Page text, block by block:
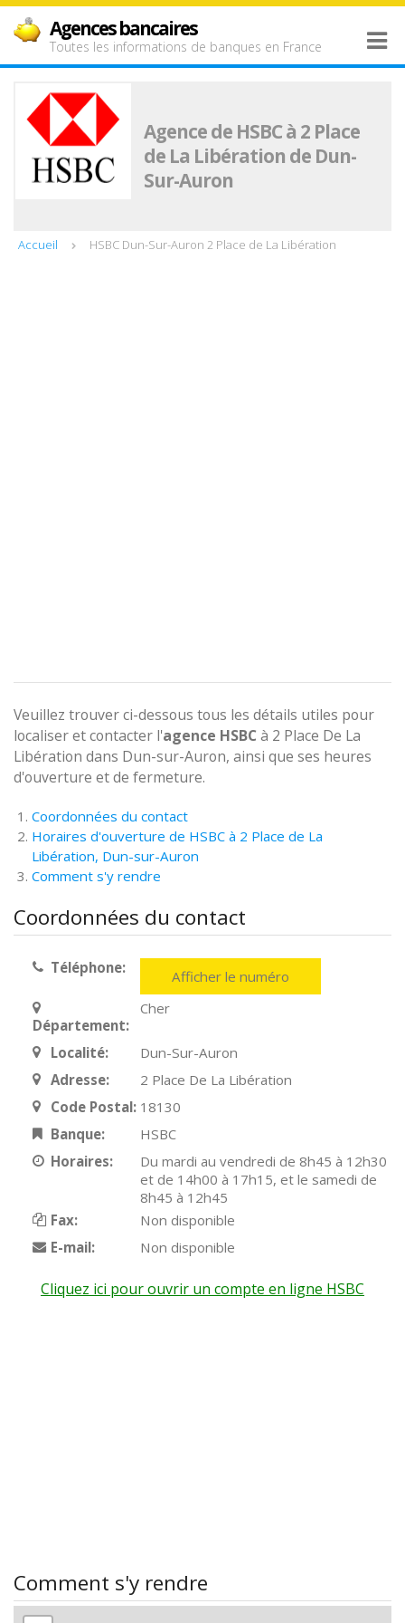
Agences bancaires
Toutes les informations de banques en France
Agence de HSBC à 2 Place
de La Libération de Dun-
Sur-Auron
Accueil HSBC Dun-Sur-Auron 2 Place de La Libération
Veuillez trouver ci-dessous tous les détails utiles pour
localiser et contacter l'agence HSBC à 2 Place De La
Libération dans Dun-sur-Auron, ainsi que ses heures
d'ouverture et de fermeture.
Coordonnées du contact
Horaires d'ouverture de HSBC à 2 Place de La
Libération, Dun-sur-Auron
Comment s'y rendre
Coordonnées du contact
Téléphone: Afficher le numéro
Département:
Cher
Localité:
Dun-Sur-Auron
Adresse:
2 Place De La Libération
Code Postal: 18130
Banque:
HSBC
Horaires:
Du mardi au vendredi de 8h45 à 12h30
et de 14h00 à 17h15, et le samedi de
8h45 à 12h45
Fax:
Non disponible
E-mail:
Non disponible
Cliquez ici pour ouvrir un compte en ligne HSBC
Comment s'y rendre